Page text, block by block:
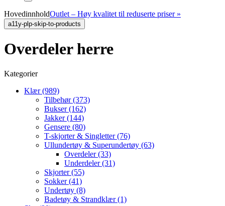
HovedinnholdOutlet – Høy kvalitet til reduserte priser »
a11y-plp-skip-to-products
Overdeler herre
Kategorier
Klær (989)
Tilbehør (373)
Bukser (162)
Jakker (144)
Gensere (80)
T-skjorter & Singletter (76)
Ullundertøy & Superundertøy (63)
Overdeler (33)
Underdeler (31)
Skjorter (55)
Sokker (41)
Undertøy (8)
Badetøy & Strandklær (1)